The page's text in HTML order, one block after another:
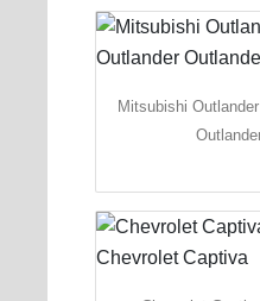
Mitsubishi